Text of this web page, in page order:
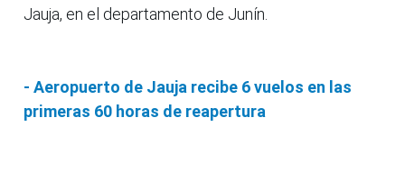
Jauja, en el departamento de Junín.
- Aeropuerto de Jauja recibe 6 vuelos en las
primeras 60 horas de reapertura